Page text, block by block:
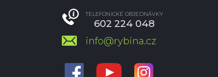
TELEFONICKÉ OBJEDNÁVKY
602 224 048
info@rybina.cz